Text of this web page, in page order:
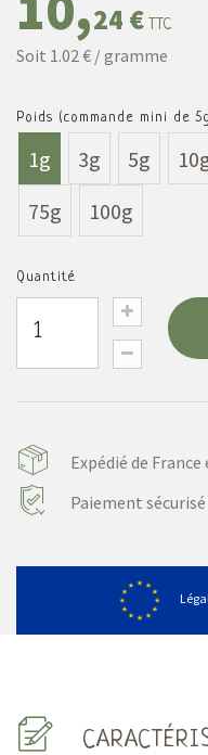
24 € TTC
Soit 1.02 € / gramme
Poids (commande mini de
1g 3g 5g
75g
100g
Quantité
Expédié de
Paiement sécurisé